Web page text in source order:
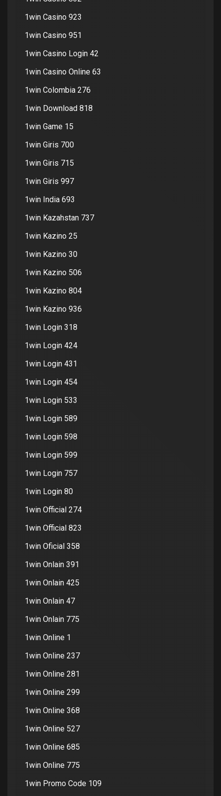
1win Casino 923
1win Casino 951
1win Casino Login 42
1win Casino Online 63
1win Colombia 276
1win Download 818
1win Game 15
1win Giris 700
1win Giris 715
1win Giris 997
1win India 693
1win Kazahstan 737
1win Kazino 25
1win Kazino 30
1win Kazino 506
1win Kazino 804
1win Kazino 936
1win Login 318
1win Login 424
1win Login 431
1win Login 454
1win Login 533
1win Login 589
1win Login 598
1win Login 599
1win Login 757
1win Login 80
1win Official 274
1win Official 823
1win Oficial 358
1win Onlain 391
1win Onlain 425
1win Onlain 47
1win Onlain 775
1win Online 1
1win Online 237
1win Online 281
1win Online 299
1win Online 368
1win Online 527
1win Online 685
1win Online 775
1win Promo Code 109